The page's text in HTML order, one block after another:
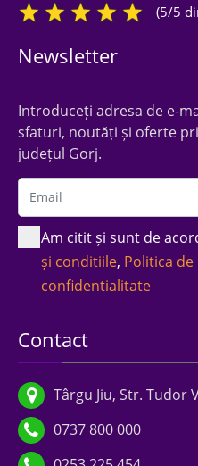
(5/5
Newsletter
Introduceți adresa de e-
sfaturi, noutăți și oferte
județul Gorj.
Am citit și sunt de
și conditiile, Politica de
confidentialitate
Contact
Târgu Jiu, Str. Tudor
0737 800 000